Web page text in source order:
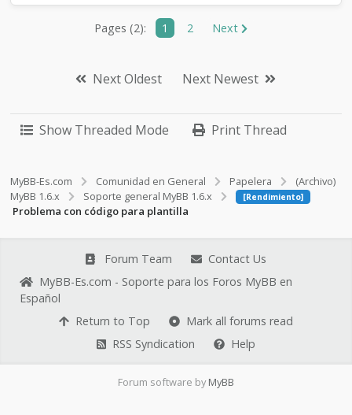
Pages (2): 1 2 Next
Next Oldest Next Newest
Show Threaded Mode Print Thread
MyBB-Es.com Comunidad en General Papelera
(Archivo)
MyBB 1.6.x
Soporte general MyBB 1.6.x [Rendimiento]
Problema con código para plantilla
Forum Team
Contact Us
MyBB-Es.com - Soporte para los Foros MyBB en
Español
Return to Top
Mark all forums read
RSS Syndication
Help
Forum software by MyBB